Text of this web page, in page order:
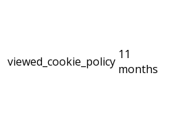
viewed_cookie_policy 11
months